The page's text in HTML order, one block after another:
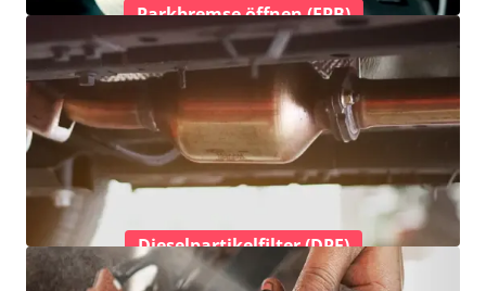
Parkbremse öffnen (EPB)
Dieselpartikelfilter (DPF)